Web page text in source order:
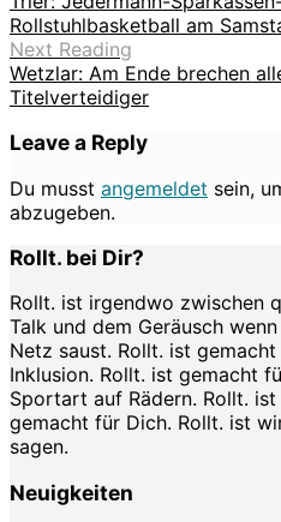
Rollstuhlbasketball am
Next Reading
Wetzlar: Am Ende brechen
Titelverteidiger
Leave a Reply
Du musst angemeldet sein,
abzugeben.
Rollt. bei Dir?
Rollt. ist irgendwo zwischen
Talk und dem Geräusch
Netz saust. Rollt. ist
Inklusion. Rollt. ist gemacht
Sportart auf Rädern. Rollt.
gemacht für Dich. Rollt. ist
sagen.
Neuigkeiten